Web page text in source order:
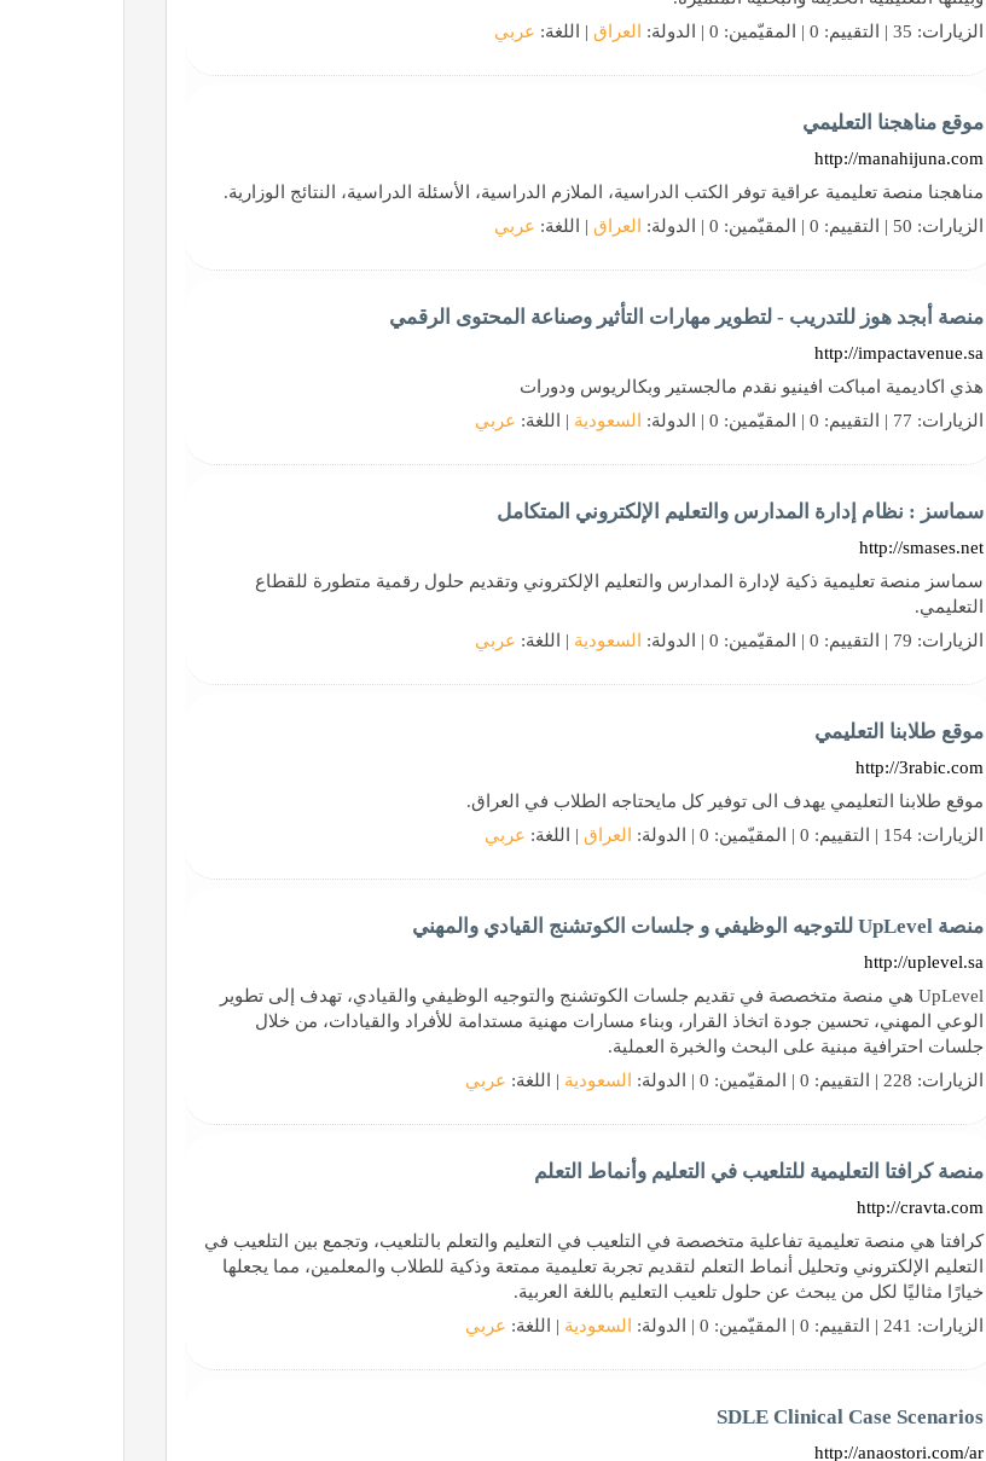
الزيارات: 35 | التقييم: 0 | المقيّمين: 0 | الدولة:
العراق | اللغة: عربي
موقع مناهجنا التعليمي
http://manahijuna.com
مناهجنا منصة تعليمية عراقية توفر الكتب الدراسية، الملازم الدراسية، الأسئلة الدراسية، النتائج الوزارية.
الزيارات: 50 | التقييم: 0 | المقيّمين: 0 | الدولة:
العراق | اللغة: عربي
منصة أبجد هوز للتدريب - لتطوير مهارات التأثير وصناعة المحتوى الرقمي
http://impactavenue.sa
هذي اكاديمية امباكت افينيو نقدم مالجستير وبكالريوس ودورات
الزيارات: 77 | التقييم: 0 | المقيّمين: 0 | الدولة:
السعودية | اللغة: عربي
سماسز : نظام إدارة المدارس والتعليم الإلكتروني المتكامل
http://smases.net
سماسز منصة تعليمية ذكية لإدارة المدارس والتعليم الإلكتروني وتقديم حلول رقمية متطورة للقطاع
التعليمي.
الزيارات: 79 | التقييم: 0 | المقيّمين: 0 | الدولة:
السعودية | اللغة: عربي
موقع طلابنا التعليمي
http://3rabic.com
موقع طلابنا التعليمي يهدف الى توفير كل مايحتاجه الطلاب في العراق.
الزيارات: 154 | التقييم: 0 | المقيّمين: 0 | الدولة:
العراق | اللغة: عربي
منصة UpLevel للتوجيه الوظيفي و جلسات الكوتشنج القيادي والمهني
http://uplevel.sa
UpLevel هي منصة متخصصة في تقديم جلسات الكوتشنج والتوجيه الوظيفي والقيادي، تهدف إلى تطوير
الوعي المهني، تحسين جودة اتخاذ القرار، وبناء مسارات مهنية مستدامة للأفراد والقيادات، من خلال
جلسات احترافية مبنية على البحث والخبرة العملية.
الزيارات: 228 | التقييم: 0 | المقيّمين: 0 | الدولة:
السعودية | اللغة: عربي
منصة كرافتا التعليمية للتلعيب في التعليم وأنماط التعلم
http://cravta.com
كرافتا هي منصة تعليمية تفاعلية متخصصة في التلعيب في التعليم والتعلم بالتلعيب، وتجمع بين التلعيب في
التعليم الإلكتروني وتحليل أنماط التعلم لتقديم تجربة تعليمية ممتعة وذكية للطلاب والمعلمين، مما يجعلها
خيارًا مثاليًا لكل من يبحث عن حلول تلعيب التعليم باللغة العربية.
الزيارات: 241 | التقييم: 0 | المقيّمين: 0 | الدولة:
السعودية | اللغة: عربي
SDLE Clinical Case Scenarios
http://anaostori.com/ar